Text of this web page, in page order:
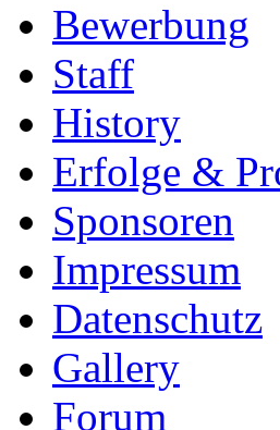
Bewerbung
Staff
History
Erfolge &
Sponsoren
Impressum
Datenschutz
Gallery
Forum